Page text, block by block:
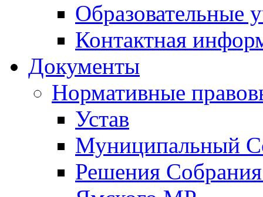
Образовательные
Контактная
Документы
Нормативные
Устав
Муниципальный
Решения